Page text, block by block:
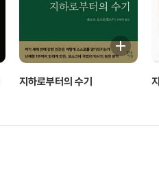
지하로부터의 수기